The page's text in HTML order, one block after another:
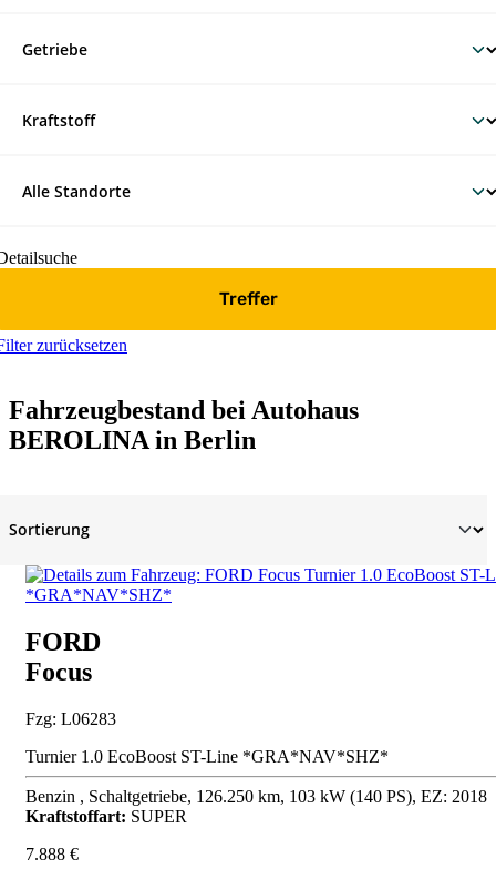
Treffer
zurücksetzen
Fahrzeugbestand bei Autohaus
BEROLINA in Berlin
FORD
Focus
Fzg: L06283
Turnier 1.0 EcoBoost ST-Line *GRA*NAV*SHZ*
Benzin , Schaltgetriebe, 126.250 km, 103 kW (140 PS), EZ: 2018
Kraftstoffart: SUPER
7.888 €